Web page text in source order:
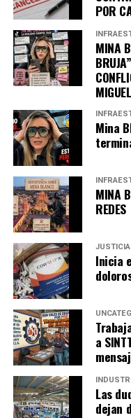
17, 2024
Xóchitl Gálvez no se
la gobernadora de
preciso” al estado y
“No se equivoque
es grande y bello
Desgraciadamente la
gobernada por su
presidente”
No se
Tijuana
gracias a
xingona.
POR
MINA
Mina
MINA
REDES
JUSTICIA
Inicia
a
Las
dejan